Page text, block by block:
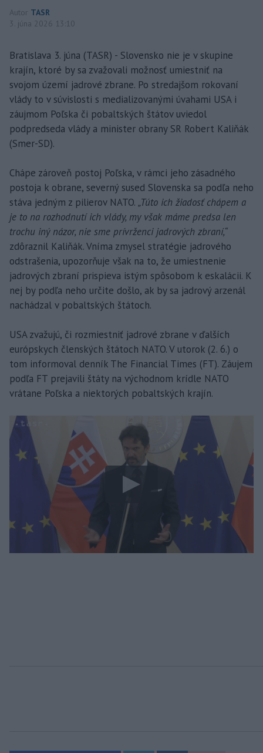
Autor TASR
3. júna 2026 13:10
Bratislava 3. júna (TASR) - Slovensko nie je v skupine
krajín, ktoré by sa zvažovali možnosť umiestniť na
svojom území jadrové zbrane. Po stredajšom rokovaní
vlády to v súvislosti s medializovanými úvahami USA i
záujmom Poľska či pobaltských štátov uviedol
podpredseda vlády a minister obrany SR Robert Kaliňák
(Smer-SD).
Chápe zároveň postoj Poľska, v rámci jeho zásadného
postoja k obrane, severný sused Slovenska sa podľa neho
stáva jedným z pilierov NATO. „Túto ich žiadosť chápem a
je to na rozhodnutí ich vlády, my však máme predsa len
trochu iný názor, nie sme prívrženci jadrových zbraní,“
zdôraznil Kaliňák. Vníma zmysel stratégie jadrového
odstrašenia, upozorňuje však na to, že umiestnenie
jadrových zbraní prispieva istým spôsobom k eskalácii. K
nej by podľa neho určite došlo, ak by sa jadrový arzenál
nachádzal v pobaltských štátoch.
USA zvažujú, či rozmiestniť jadrové zbrane v ďalších
európskych členských štátoch NATO. V utorok (2. 6.) o
tom informoval denník The Financial Times (FT). Záujem
podľa FT prejavili štáty na východnom krídle NATO
vrátane Poľska a niektorých pobaltských krajín.